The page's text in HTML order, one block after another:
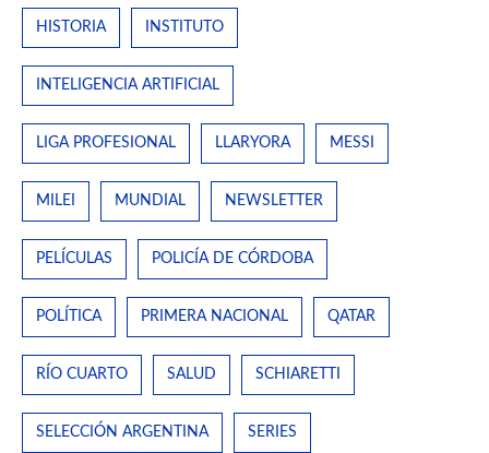
HISTORIA INSTITUTO
INTELIGENCIA ARTIFICIAL
LIGA PROFESIONAL LLARYORA MESSI
MILEI MUNDIAL NEWSLETTER
PELÍCULAS POLICÍA DE CÓRDOBA
POLÍTICA PRIMERA NACIONAL QATAR
RÍO CUARTO SALUD SCHIARETTI
SELECCIÓN ARGENTINA SERIES